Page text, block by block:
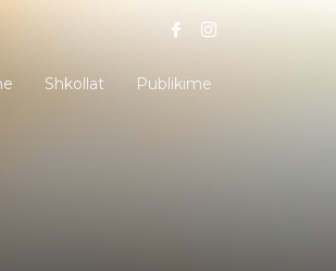
Shkollat Publikime